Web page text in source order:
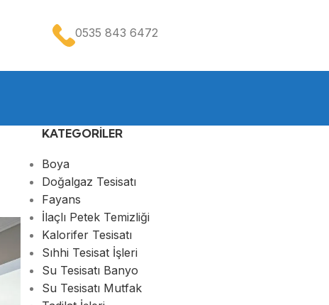
0535 843 6472
KATEGORILER
Boya
Doğalgaz Tesisatı
Fayans
İlaçlı Petek Temizliği
Kalorifer Tesisatı
Sıhhi Tesisat İşleri
Su Tesisatı Banyo
Su Tesisatı Mutfak